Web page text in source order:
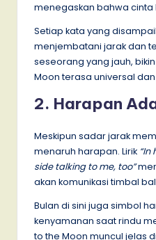
menegaskan bahwa
Setiap kata yang
menjembatani jarak dan
seseorang yang jauh,
Moon terasa universal
2. Harapan
Meskipun sadar jarak
menaruh harapan. Lirik “In
side talking to me, too”
akan komunikasi timbal
Bulan di sini juga simbol
kenyamanan saat rindu
to the Moon muncul jelas